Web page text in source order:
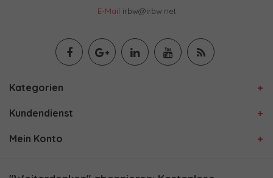
E-Mail irbw@irbw.net
Kategorien
Kundendienst
Mein Konto